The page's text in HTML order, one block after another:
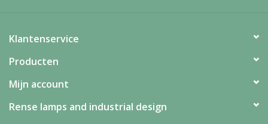
Klantenservice
Producten
Mijn account
Rense lamps and industrial design